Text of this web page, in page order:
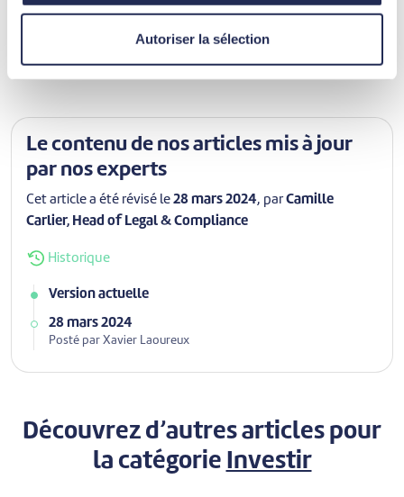
Autoriser la sélection
Découvrir ses articles
Le contenu de nos articles mis à jour
par nos experts
Cet article a été révisé le 28 mars 2024, parCamille
Carlier, Head of Legal & Compliance
Historique
Version actuelle
28 mars 2024
Posté par Xavier Laoureux
Découvrez d’autres articles pour
la catégorie Investir